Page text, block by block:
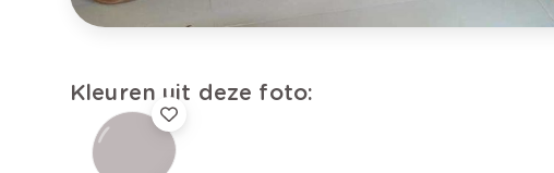
Kleuren uit deze foto: